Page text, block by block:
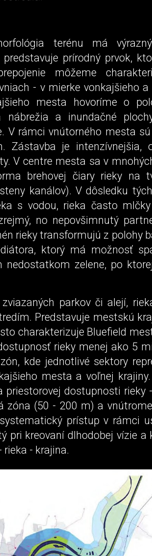
terénu má
prírodný prvok,
môžeme
- v mierke vonkajšieho a
mesta hovoríme o
nábrežia a inundačné
V rámci vnútorného mesta
Zástavba je intenzívnejšia,
V centre mesta sa v
brehovej čiary rieky na
kanálov). V dôsledku
s vodou, rieka často
no nepovšimnutý
rieky transformujú z polohy
ktorý má možnosť
nedostatkom zelene, po
parkov či alejí,
Predstavuje mestskú
charakterizuje Bluefield
rieky menej ako 5
kde jednotlivé sektory
mesta a voľnej
priestorovej dostupnosti rieky
zóna (50 - 200 m) a
prístup v rámci
pri kreovaní dlhodobej vízie a
- krajina.